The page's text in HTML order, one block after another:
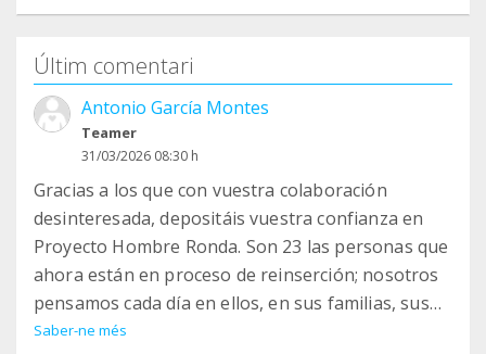
Últim comentari
Antonio García Montes
Teamer
31/03/2026 08:30 h
Gracias a los que con vuestra colaboración
desinteresada, depositáis vuestra confianza en
Proyecto Hombre Ronda. Son 23 las personas que
ahora están en proceso de reinserción; nosotros
pensamos cada día en ellos, en sus familias, sus
padres e hijos, que ven que el esfuerzo les acerca
Saber-ne més